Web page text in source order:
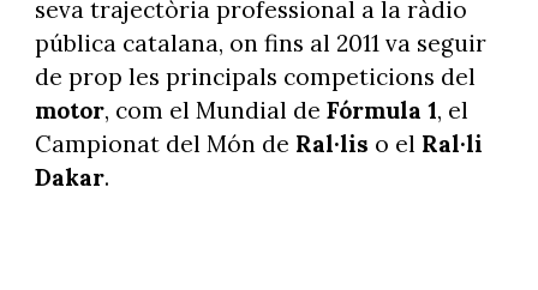
seva trajectòria professional a la ràdio
pública catalana, on fins al 2011 va seguir
de prop les principals competicions del
motor, com el Mundial de Fórmula 1, el
Campionat del Món de Ral·lis o el Ral·li
Dakar.